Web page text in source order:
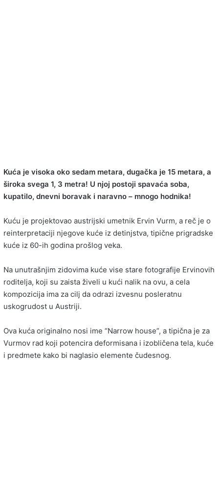
Kuća je visoka oko sedam metara, dugačka je 15 metara, a
široka svega 1, 3 metra! U njoj postoji spavaća soba,
kupatilo, dnevni boravak i naravno – mnogo hodnika!
Kuću je projektovao austrijski umetnik Ervin Vurm, a reč je o
reinterpretaciji njegove kuće iz detinjstva, tipične prigradske
kuće iz 60-ih godina prošlog veka.
Na unutrašnjim zidovima kuće vise stare fotografije Ervinovih
roditelja, koji su zaista živeli u kući nalik na ovu, a cela
kompozicija ima za cilj da odrazi izvesnu posleratnu
uskogrudost u Austriji.
Ova kuća originalno nosi ime “Narrow house”, a tipična je za
Vurmov rad koji potencira deformisana i izobličena tela, kuće
i predmete kako bi naglasio elemente čudesnog.